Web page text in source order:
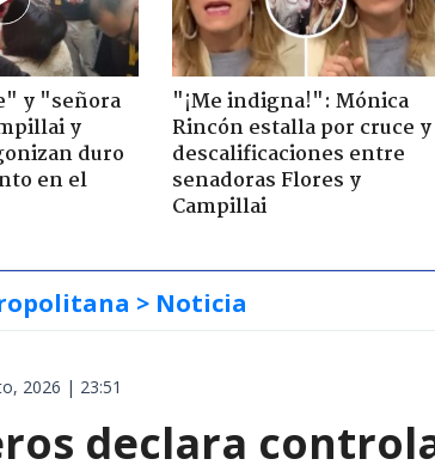
y "señora
y
duro
en el
"¡Me indigna!": Mónica
Rincón estalla por cruce y
descalificaciones entre
senadoras Flores y
Campillai
> Noticia
2026 | 23:51
declara